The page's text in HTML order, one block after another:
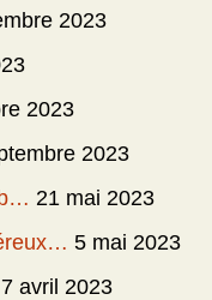
2023
2023
2023
21 mai 2023
5 mai 2023
7 avril 2023